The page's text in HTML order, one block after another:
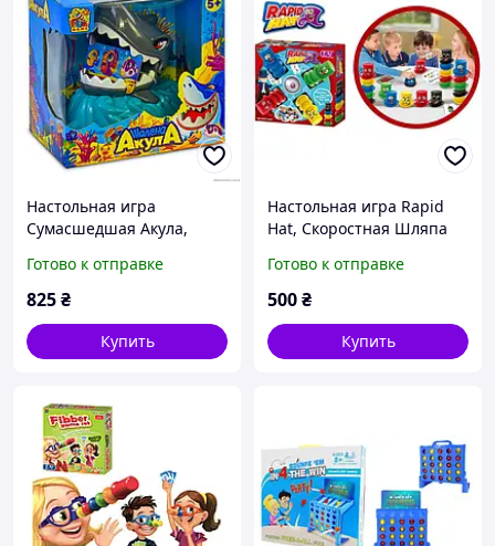
Настольная игра
Сумасшедшая Акула,
Shark
Готово к отправке
825₴
Купить
Настольная игра Rapid
Hat, Скоростная Шляпа
Готово к отправке
500₴
Купить